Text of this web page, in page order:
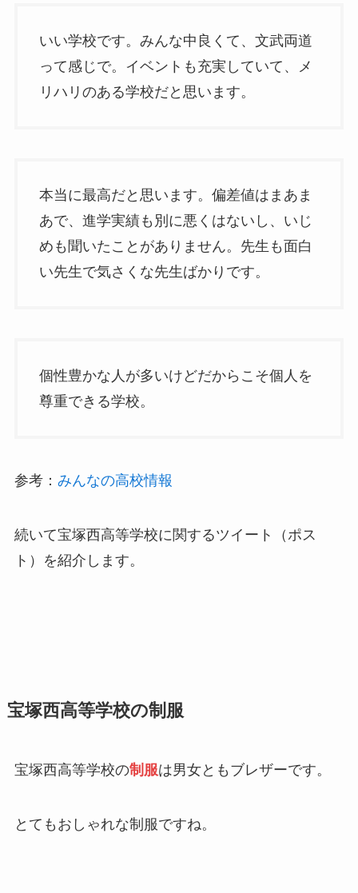
いい学校です。みんな中良くて、文武両道
って感じで。イベントも充実していて、メ
リハリのある学校だと思います。
本当に最高だと思います。偏差値はまあま
あで、進学実績も別に悪くはないし、いじ
めも聞いたことがありません。先生も面白
い先生で気さくな先生ばかりです。
個性豊かな人が多いけどだからこそ個人を
尊重できる学校。
参考： みんなの高校情報
続いて宝塚西高等学校に関するツイート（ポス
ト）を紹介します。
宝塚西高等学校の制服
宝塚西高等学校の制服は男女ともブレザーです。
とてもおしゃれな制服ですね。